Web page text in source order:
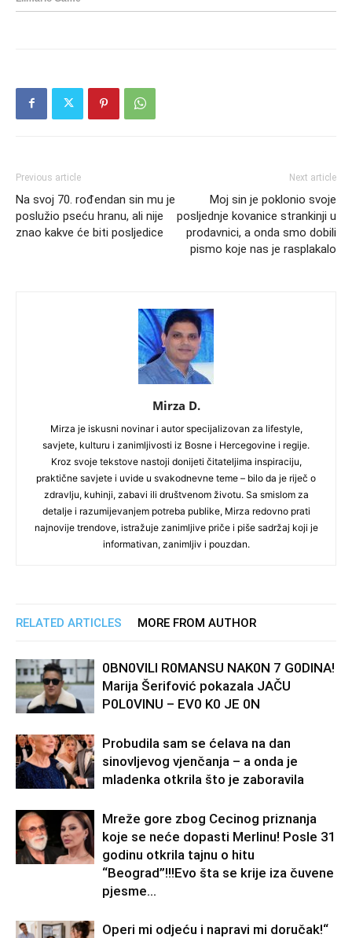
Previous article
Na svoj 70. rođendan sin mu je
poslužio pseću hranu, ali nije
znao kakve će biti posljedice
Next article
Moj sin je poklonio svoje
posljednje kovanice strankinji u
prodavnici, a onda smo dobili
pismo koje nas je rasplakalo
Mirza D.
Mirza je iskusni novinar i autor specijalizovan za lifestyle,
savjete, kulturu i zanimljivosti iz Bosne i Hercegovine i regije.
Kroz svoje tekstove nastoji donijeti čitateljima inspiraciju,
praktične savjete i uvide u svakodnevne teme – bilo da je riječ o
zdravlju, kuhinji, zabavi ili društvenom životu. Sa smislom za
detalje i razumijevanjem potreba publike, Mirza redovno prati
najnovije trendove, istražuje zanimljive priče i piše sadržaj koji je
informativan, zanimljiv i pouzdan.
RELATED ARTICLES MORE FROM AUTHOR
0BN0VlLl R0MANSU NAK0N 7 G0DlNA!
Marija Šerifović pokazala JAČU
P0L0VINU – EV0 K0 JE 0N
Probudila sam se ćelava na dan
sinovljevog vjenčanja – a onda je
mladenka otkrila što je zaboravila
Mreže gore zbog Cecinog priznanja
koje se neće dopasti Merlinu! Posle 31
godinu otkrila tajnu o hitu
“Beograd”!!!Evo šta se krije iza čuvene
pjesme...
Operi mi odjeću i napravi mi doručak!“